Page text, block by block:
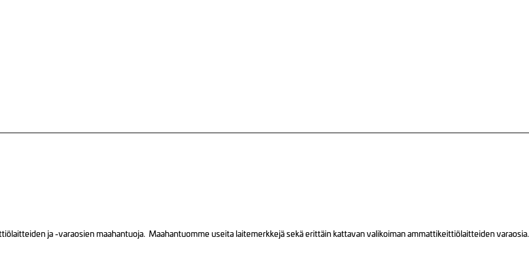
ja -varaosien maahantuoja. Maahantuomme useita laitemerkkejä sekä erittäin kattavan valikoiman ammattikeittiölaitteiden varaosia.